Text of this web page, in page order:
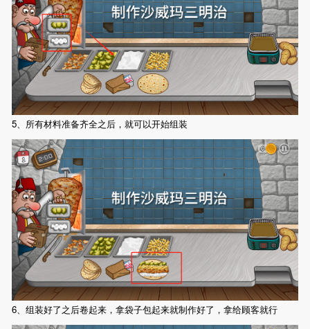
5、所有材料准备齐全之后，就可以开始组装
6、组装好了之后卷起来，拿袋子包起来就制作好了，拿给顾客就行